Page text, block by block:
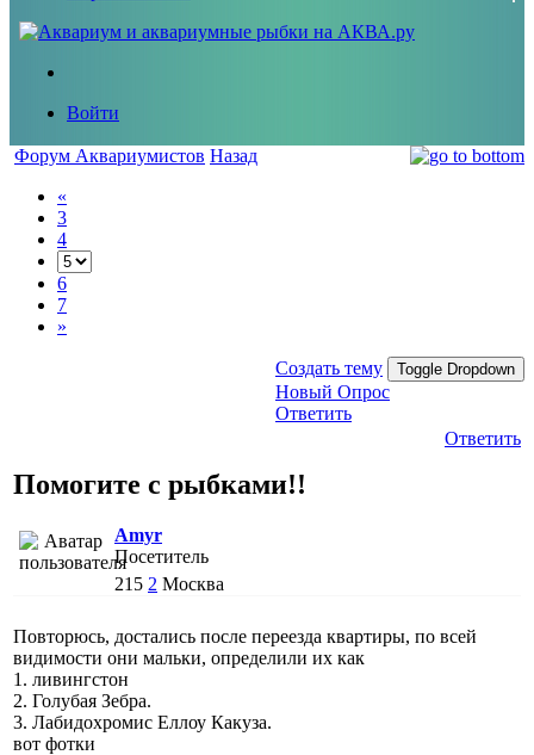
Войти
Форум Аквариумистов Назад
«
3
4
6
7
»
Создать тему Toggle Dropdown
Новый Опрос
Ответить
Ответить
Помогите с рыбками!!
Amyr
Посетитель
215 2 Москва
Повторюсь, достались после переезда квартиры, по всей
видимости они мальки, определили их как
1. ливингстон
2. Голубая Зебра.
3. Лабидохромис Еллоу Какуза.
вот фотки